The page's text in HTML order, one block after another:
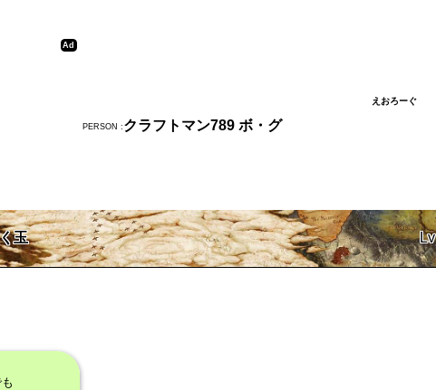
えおろーぐ
PERSON : クラフトマン789 ボ・グ
玉 Lv